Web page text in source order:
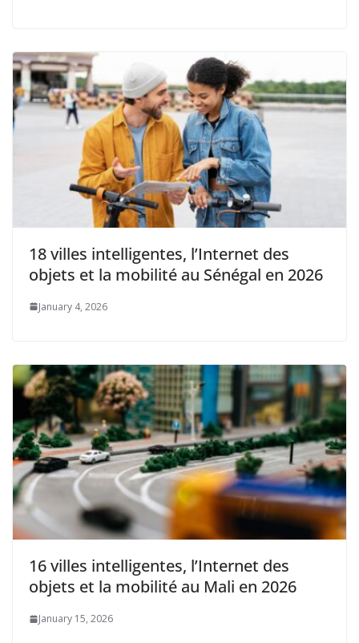
18 villes intelligentes, l’Internet des
objets et la mobilité au Sénégal en 2026
January 4, 2026
16 villes intelligentes, l’Internet des
objets et la mobilité au Mali en 2026
January 15, 2026